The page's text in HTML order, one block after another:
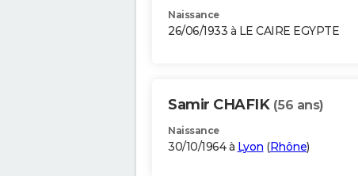
Naissance
26/06/1933 à LE CAIRE EGYPTE
Samir CHAFIK (56 ans)
Naissance
30/10/1964 à Lyon (Rhône)